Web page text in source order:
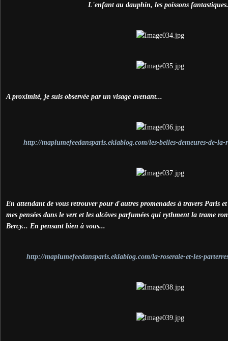
L'enfant au dauphin, les poissons
A proximité, je suis observée par un visage avenant...
http://maplumefeedansparis.eklablog.com/les-belles-demeures-de-
En attendant de vous retrouver pour d'autres promenades à travers Paris
mes pensées dans le vert et les alcôves parfumées qui rythment la trame
Bercy... En pensant bien à vous...
http://maplumefeedansparis.eklablog.com/la-roseraie-et-les-